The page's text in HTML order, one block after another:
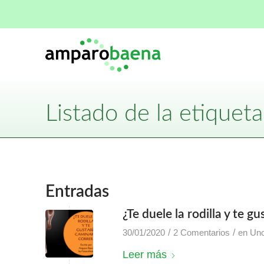
Listado de la
Entradas
¿Te duele la rodilla y te
30/01/2020 / 2 Comentarios / en
Leer más